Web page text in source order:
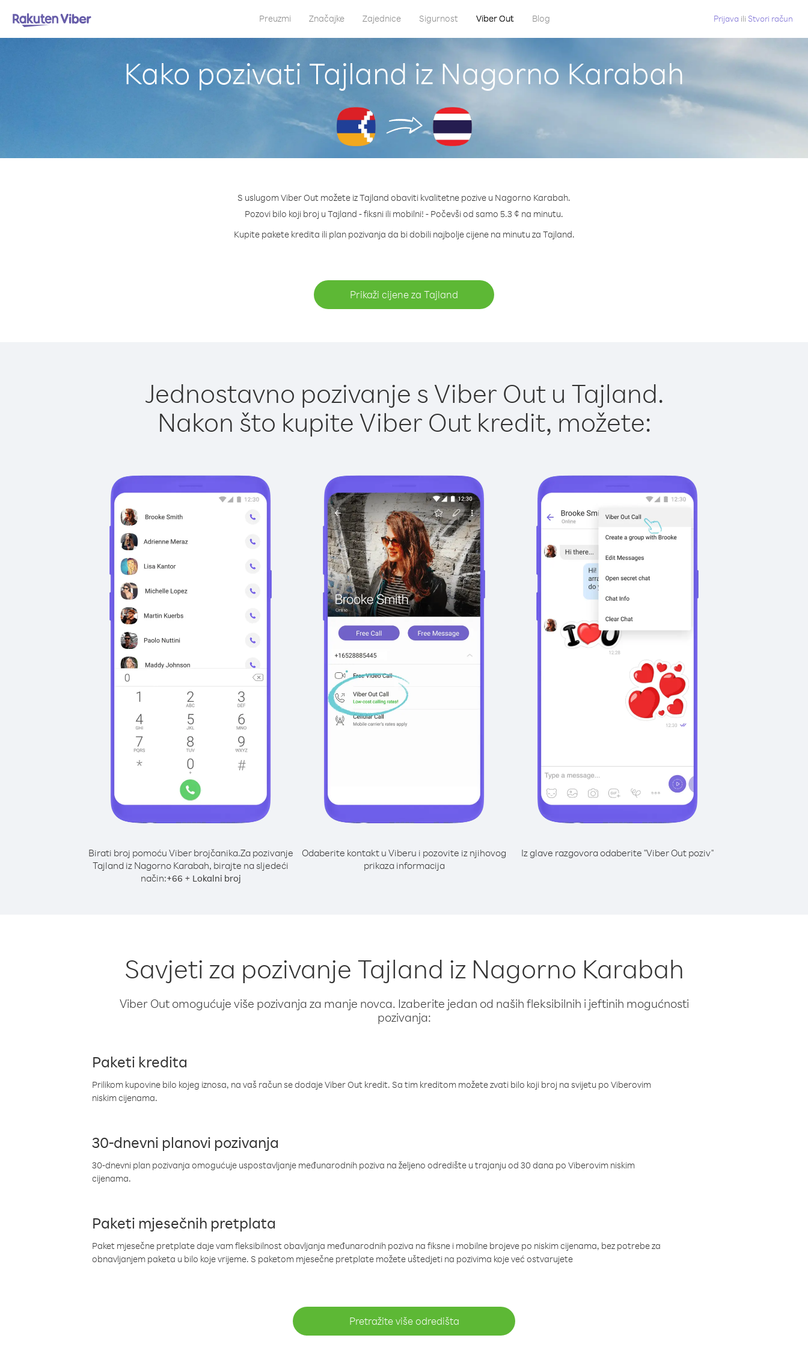
Preuzmi Značajke Zajednice Sigurnost Viber Out Blog Prijava ili Stvori račun
Kako pozivati Tajland iz Nagorno Karabah
S uslugom Viber Out možete iz Tajland obaviti kvalitetne pozive u Nagorno Karabah.
Pozovi bilo koji broj u Tajland - fiksni ili mobilni! - Počevši od samo 5.3 ¢ na minutu.
Kupite pakete kredita ili plan pozivanja da bi dobili najbolje cijene na minutu za Tajland.
Prikaži cijene za Tajland
Jednostavno pozivanje s Viber Out u Tajland.
Nakon što kupite Viber Out kredit, možete:
Birati broj pomoću Viber brojčanika.Za pozivanje
Tajland iz Nagorno Karabah, birajte na sljedeći
način:+66 + Lokalni broj
Odaberite kontakt u Viberu i pozovite iz njihovog
prikaza informacija
Iz glave razgovora odaberite "Viber Out poziv"
Savjeti za pozivanje Tajland iz Nagorno Karabah
Viber Out omogućuje više pozivanja za manje novca. Izaberite jedan od naših fleksibilnih i jeftinih mogućnosti
pozivanja:
Paketi kredita
Prilikom kupovine bilo kojeg iznosa, na vaš račun se dodaje Viber Out kredit. Sa tim kreditom možete zvati bilo koji broj na svijetu po Viberovim
niskim cijenama.
30-dnevni planovi pozivanja
30-dnevni plan pozivanja omogućuje uspostavljanje međunarodnih poziva na željeno odredište u trajanju od 30 dana po Viberovim niskim
cijenama.
Paketi mjesečnih pretplata
Paket mjesečne pretplate daje vam fleksibilnost obavljanja međunarodnih poziva na fiksne i mobilne brojeve po niskim cijenama, bez potrebe za
obnavljanjem paketa u bilo koje vrijeme. S paketom mjesečne pretplate možete uštedjeti na pozivima koje već ostvarujete
Pretražite više odredišta